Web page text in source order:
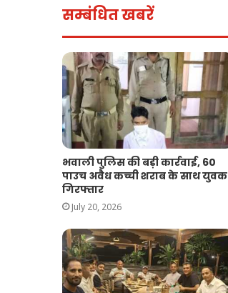
सम्बंधित खबरें
भवाली पुलिस की बड़ी कार्रवाई, 60
पाउच अवैध कच्ची शराब के साथ युवक
गिरफ्तार
July 20, 2026